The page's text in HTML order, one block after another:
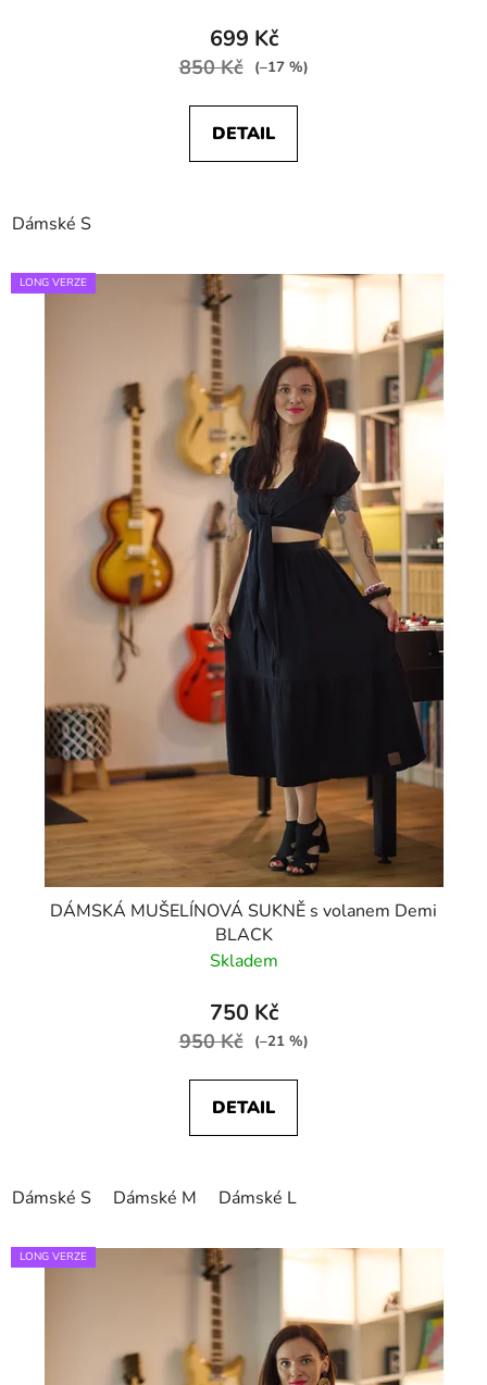
699 Kč
850 Kč (–17 %)
DETAIL
Dámské S
LONG VERZE
DÁMSKÁ MUŠELÍNOVÁ SUKNĚ s volanem Demi
BLACK
Skladem
750 Kč
950 Kč (–21 %)
DETAIL
Dámské S Dámské M Dámské L
LONG VERZE